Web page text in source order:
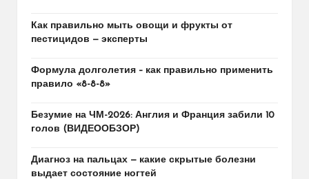
Как правильно мыть овощи и фрукты от
пестицидов — эксперты
Формула долголетия – как правильно применить
правило «8-8-8»
Безумие на ЧМ-2026: Англия и Франция забили 10
голов (ВИДЕООБЗОР)
Диагноз на пальцах — какие скрытые болезни
выдает состояние ногтей